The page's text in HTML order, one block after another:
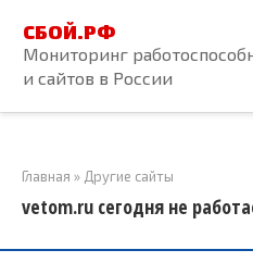
контенту
СБОЙ.РФ
Мониторинг
и сайтов в России
Главная » Другие сайты
vetom.ru сегодня не